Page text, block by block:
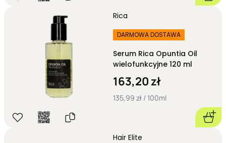
Rica
DARMOWA DOSTAWA
Serum Rica Opuntia Oil
wielofunkcyjne 120 ml
163,20 zł
135,99 zł / 100ml
Hair Elite